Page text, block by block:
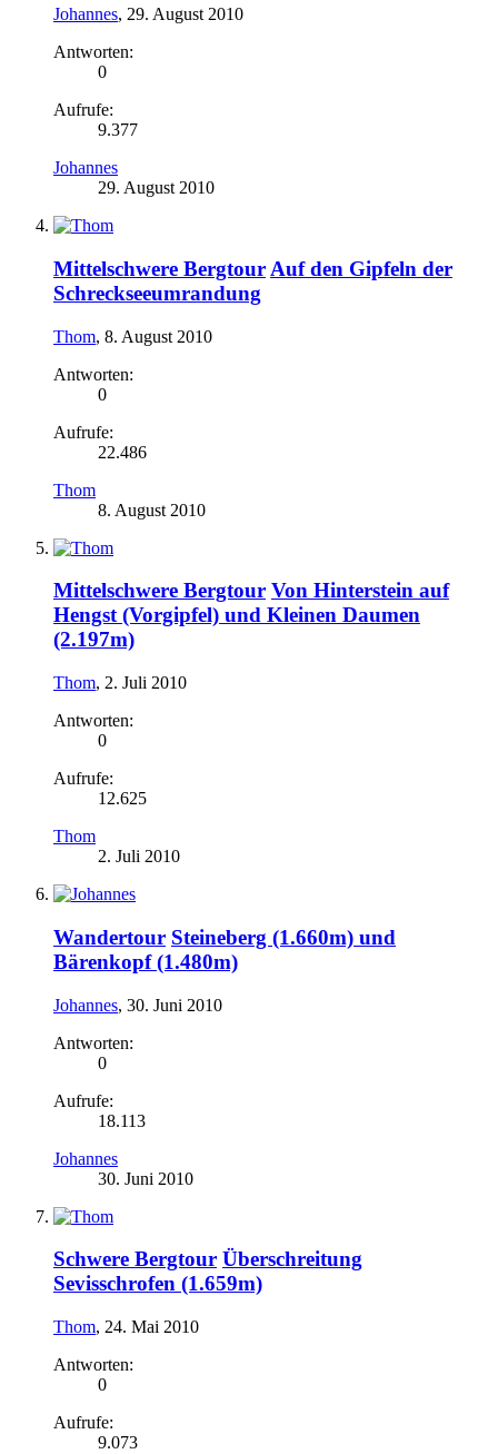
Johannes, 29. August 2010
Antworten:
0
Aufrufe:
9.377
Johannes
29. August 2010
Mittelschwere Bergtour Auf den Gipfeln der
Schreckseeumrandung
Thom, 8. August 2010
Antworten:
0
Aufrufe:
22.486
Thom
8. August 2010
Mittelschwere Bergtour Von Hinterstein auf
Hengst (Vorgipfel) und Kleinen Daumen
(2.197m)
Thom, 2. Juli 2010
Antworten:
0
Aufrufe:
12.625
Thom
2. Juli 2010
Wandertour Steineberg (1.660m) und
Bärenkopf (1.480m)
Johannes, 30. Juni 2010
Antworten:
0
Aufrufe:
18.113
Johannes
30. Juni 2010
Schwere Bergtour Überschreitung
Sevisschrofen (1.659m)
Thom, 24. Mai 2010
Antworten:
0
Aufrufe:
9.073